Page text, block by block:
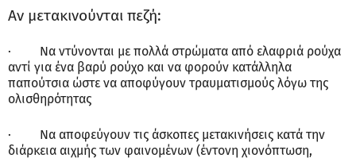
Αν μετακινούνται πεζή:
· Να ντύνονται με πολλά στρώματα από ελαφριά ρούχα
αντί για ένα βαρύ ρούχο και να φορούν κατάλληλα
παπούτσια ώστε να αποφύγουν τραυματισμούς λόγω της
ολισθηρότητας
· Να αποφεύγουν τις άσκοπες μετακινήσεις κατά την
διάρκεια αιχμής των φαινομένων (έντονη χιονόπτωση,